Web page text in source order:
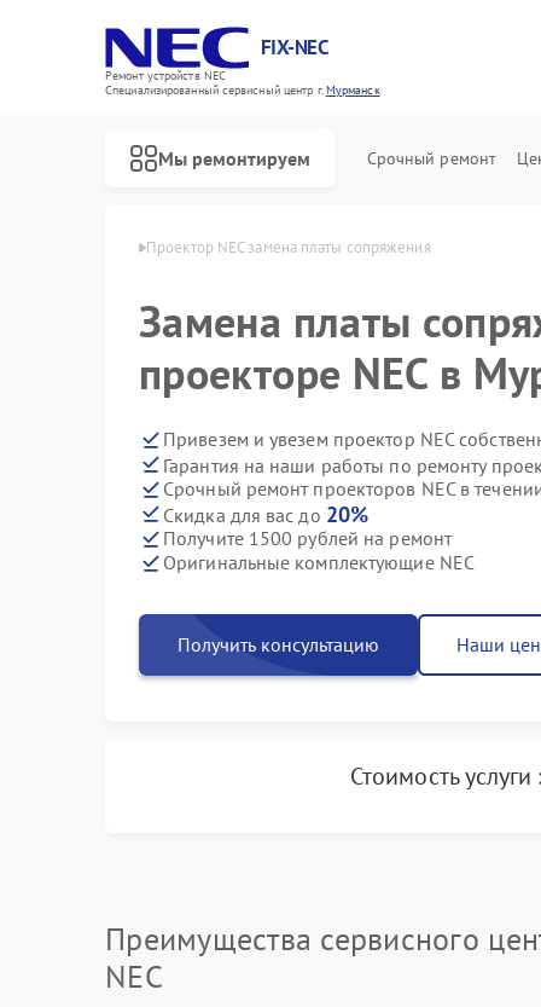
FIX-NEC
Ремонт устройств NEC
Специализированный cервисный центр г.Мурманск
Мы ремонтируем Срочный ремонт
NEC в Мурманске Проектор NEC замена платы сопряжения
Замена платы
проекторе NEC в
Привезем и увезем проектор NEC
Гарантия на наши работы по ремонту
Срочный ремонт проекторов NEC в
Скидка для вас до 20%
Получите 1500 рублей на ремонт
Оригинальные комплектующие NEC
Получить консультацию Наши
Стоимость услуги
Преимущества сервисного
NEC